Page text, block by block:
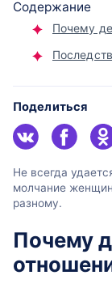
Содержание
Почему
Поделиться
Не всегда
молчание
разному.
Почему